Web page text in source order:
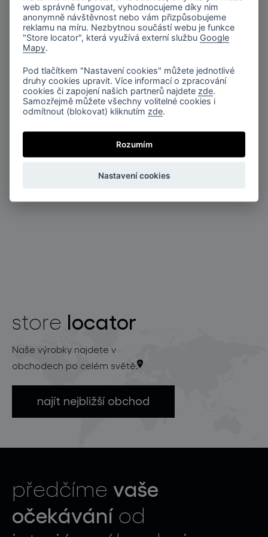
hliník
soubory ke stažení
beam_about_collection (pdf, 1 MB)
Technical_sheet_BEAM (pdf, 350 KB)
Beam_2D (vnd.dwg, 31 KB)
Beam_3D (zip, 656 KB)
store locator
Naše výrobky najdete v
obchodech po celém světě.
najít nejbližší obchod
předčíme vaše
očekáváníod
web správně fungovat, vyhodnocujeme díky nim
anonymně návštěvnost nebo vám přizpůsobujeme
reklamu na míru. Nezbytnou součástí webu je funkce
"Store locator", která využívá externí službu Google
Mapy
Pod tlačítkem "Nastavení cookies" můžete jednotlivé
druhy cookies upravit. Více informací o zpracování
cookies či zapojení našich partnerů najdete zde
Samozřejmě můžete všechny volitelné cookies i
odmítnout (blokovat) kliknutím zde
Rozumím
Nastavení cookies